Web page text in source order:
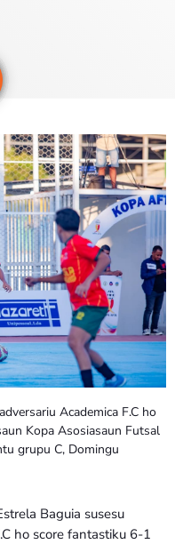
keyboard_arrow_down
Academica F.C ho
Kopa Asosiasaun Futsal
grupu C, Domingu
Baguia susesu
ho score fantastiku 6-1